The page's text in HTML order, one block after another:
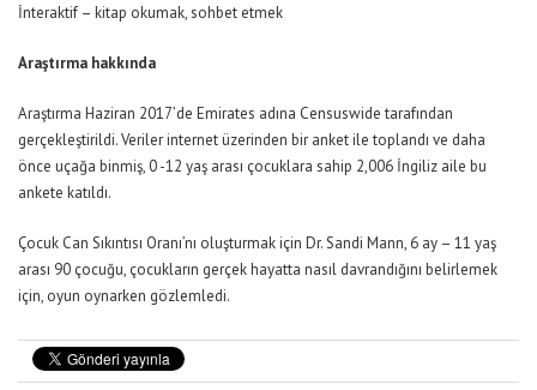
İnteraktif – kitap okumak, sohbet etmek
Araştırma hakkında
Araştırma Haziran 2017’de Emirates adına Censuswide tarafından
gerçekleştirildi. Veriler internet üzerinden bir anket ile toplandı ve daha
önce uçağa binmiş, 0 -12 yaş arası çocuklara sahip 2,006 İngiliz aile bu
ankete katıldı.
Çocuk Can Sıkıntısı Oranı’nı oluşturmak için Dr. Sandi Mann, 6 ay – 11 yaş
arası 90 çocuğu, çocukların gerçek hayatta nasıl davrandığını belirlemek
için, oyun oynarken gözlemledi.